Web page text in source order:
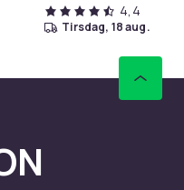
4,4
tirsdag, 18 aug.